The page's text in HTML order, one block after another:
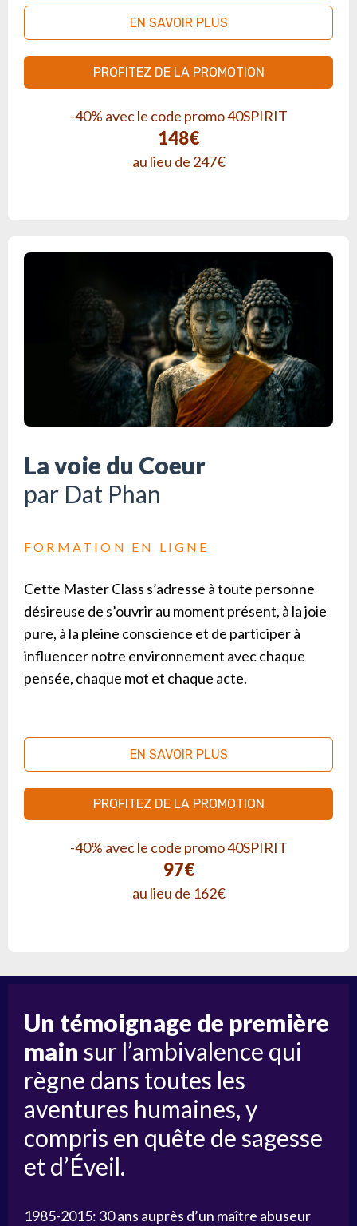
EN SAVOIR PLUS
PROFITEZ DE LA PROMOTION
-40% avec le code promo 40SPIRIT
148€
au lieu de 247€
La voie du Coeur
par Dat Phan
FORMATION EN LIGNE
Cette Master Class s’adresse à toute personne
désireuse de s’ouvrir au moment présent, à la joie
pure, à la pleine conscience et de participer à
influencer notre environnement avec chaque
pensée, chaque mot et chaque acte.
EN SAVOIR PLUS
PROFITEZ DE LA PROMOTION
-40% avec le code promo 40SPIRIT
97€
au lieu de 162€
Un témoignage de première
main sur l’ambivalence qui
règne dans toutes les
aventures humaines, y
compris en quête de sagesse
et d’Éveil.
1985-2015: 30 ans auprès d’un maître abuseur